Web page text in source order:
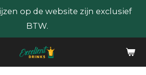
op de website zijn exclusief
BTW.